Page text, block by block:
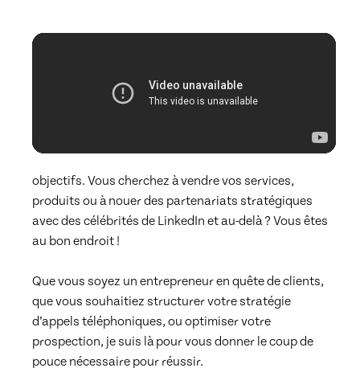
objectifs. Vous cherchez à vendre vos services,
produits ou à nouer des partenariats stratégiques
avec des célébrités de LinkedIn et au-delà ? Vous êtes
au bon endroit !
Que vous soyez un entrepreneur en quête de clients,
que vous souhaitiez structurer votre stratégie
d’appels téléphoniques, ou optimiser votre
prospection, je suis là pour vous donner le coup de